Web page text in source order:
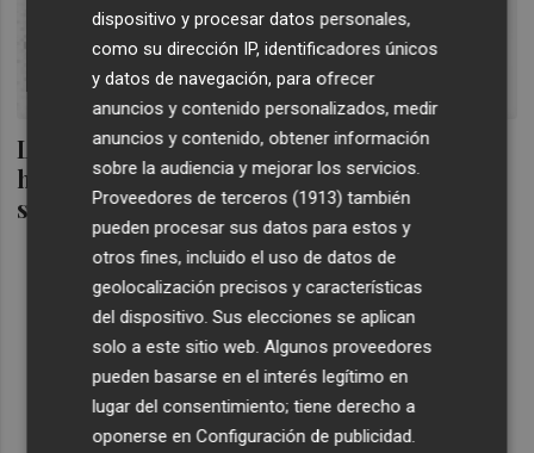
Las Nav3s de Valencia homenajeará a los
héroes de La Nueve con una exposición
sobre el cómic de Paco Roca
dispositivo y procesar datos personales,
como su dirección IP, identificadores únicos
y datos de navegación, para ofrecer
anuncios y contenido personalizados, medir
anuncios y contenido, obtener información
sobre la audiencia y mejorar los servicios.
Proveedores de terceros (1913) también
pueden procesar sus datos para estos y
otros fines, incluido el uso de datos de
geolocalización precisos y características
del dispositivo. Sus elecciones se aplican
solo a este sitio web. Algunos proveedores
pueden basarse en el interés legítimo en
lugar del consentimiento; tiene derecho a
oponerse enConfiguración de publicidad.